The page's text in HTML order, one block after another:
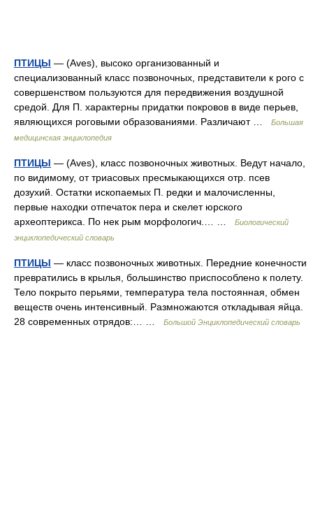
ПТИЦЫ — (Aves), высоко организованный и
специализованный класс позвоночных, представители к рого с
совершенством пользуются для передвижения воздушной
средой. Для П. характерны придатки покровов в виде перьев,
являющихся роговыми образованиями. Различают …
Большая
медицинская энциклопедия
ПТИЦЫ — (Aves), класс позвоночных животных. Ведут начало,
по видимому, от триасовых пресмыкающихся отр. псев
дозухий. Остатки ископаемых П. редки и малочисленны,
первые находки отпечаток пера и скелет юрского
археоптерикса. По нек рым морфологич.… …
Биологический
энциклопедический словарь
ПТИЦЫ — класс позвоночных животных. Передние конечности
превратились в крылья, большинство приспособлено к полету.
Тело покрыто перьями, температура тела постоянная, обмен
веществ очень интенсивный. Размножаются откладывая яйца.
28 современных отрядов:… …
Большой Энциклопедический словарь